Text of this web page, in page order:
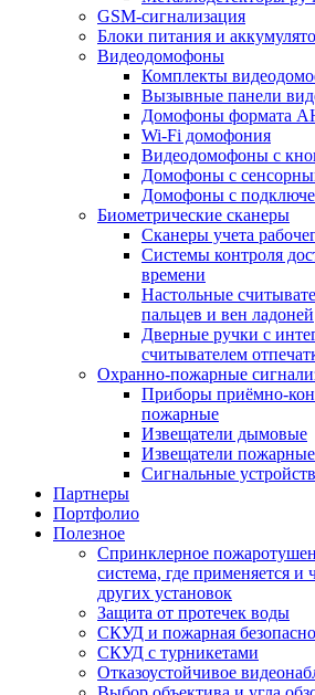
GSM-сигнализация
Блоки питания и
Видеодомофоны
Комплекты
Вызывные панели
Домофоны формата
Wi-Fi домофония
Видеодомофоны с
Домофоны с
Домофоны с
Биометрические сканеры
Сканеры учета
Системы контроля
времени
Настольные
пальцев и вен ладоней
Дверные ручки с
считывателем
Охранно-пожарные
Приборы приёмно-
пожарные
Извещатели дымовые
Извещатели
Сигнальные
Партнеры
Портфолио
Полезное
Спринклерное
система, где применяется и
других установок
Защита от протечек воды
СКУД и пожарная
СКУД с турникетами
Отказоустойчивое